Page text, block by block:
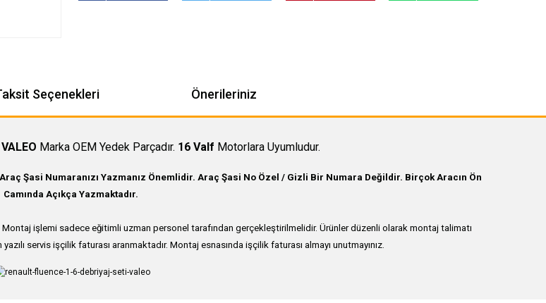
Seçenekleri Önerileriniz
Marka OEM Yedek Parçadır. 16 Valf Motorlara Uyumludur.
Şasi Numaranızı Yazmanız Önemlidir. Araç Şasi No Özel / Gizli Bir Numara Değildir. Birçok Aracın Ön
Camında Açıkça Yazmaktadır.
işlemi sadece eğitimli uzman personel tarafından gerçekleştirilmelidir. Ürünler düzenli olarak montaj talimatı
servis işçilik faturası aranmaktadır. Montaj esnasında işçilik faturası almayı unutmayınız.